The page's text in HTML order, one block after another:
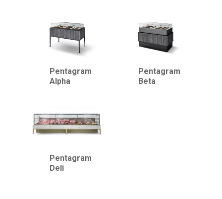
Pentagram
Alpha
Pentagram
Beta
Pentagram
Deli